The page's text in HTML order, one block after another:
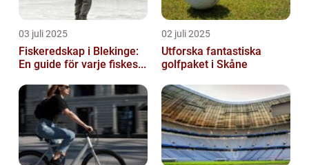
03 juli 2025
Fiskeredskap i Blekinge:
En guide för varje fiskes...
02 juli 2025
Utforska fantastiska
golfpaket i Skåne